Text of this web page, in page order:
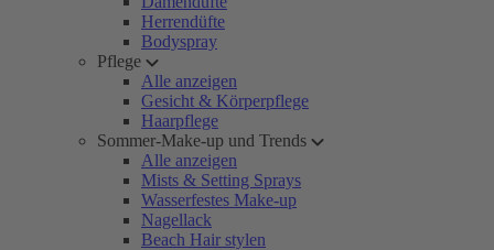
Herrendüfte
Bodyspray
Pflege
Alle anzeigen
Gesicht & Körperpflege
Haarpflege
Sommer-Make-up und Trends
Alle anzeigen
Mists & Setting Sprays
Wasserfestes Make-up
Nagellack
Beach Hair stylen